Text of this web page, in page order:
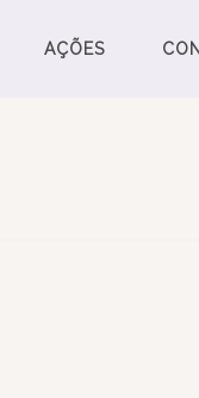
AÇÕES